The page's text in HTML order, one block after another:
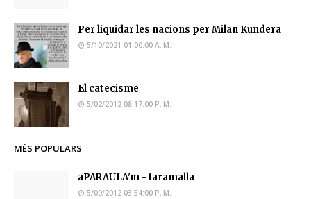
Per liquidar les nacions per Milan Kundera
5/10/2021 01:00:00 A. M.
El catecisme
5/02/2012 08:17:00 P. M.
MÉS POPULARS
aPARAULA'm - faramalla
5/09/2012 03:54:00 P. M.